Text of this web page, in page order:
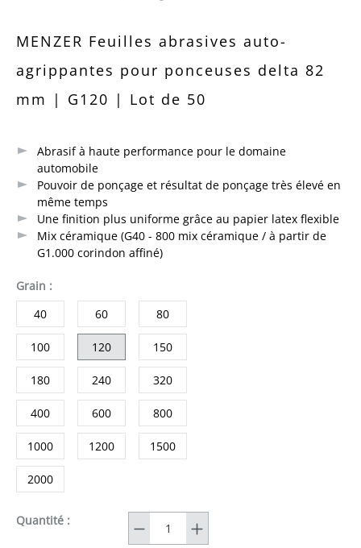
MENZER Feuilles abrasives auto-
agrippantes pour ponceuses delta 82
mm | G120 | Lot de 50
Abrasif à haute performance pour le domaine
automobile
Pouvoir de ponçage et résultat de ponçage très élevé en
même temps
Une finition plus uniforme grâce au papier latex flexible
Mix céramique (G40 - 800 mix céramique / à partir de
G1.000 corindon affiné)
Grain sélectionner
:
40
60 80
100 120 150
180 240 320
400 600 800
1000 1200 1500
2000
Quantité :